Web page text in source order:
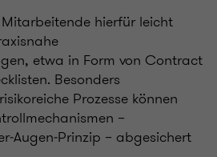
hierfür leicht
etwa in Form von Contract
Besonders
Prozesse können
–
– abgesichert